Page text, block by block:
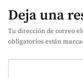
Deja una
Tu dirección de correo
obligatorios están